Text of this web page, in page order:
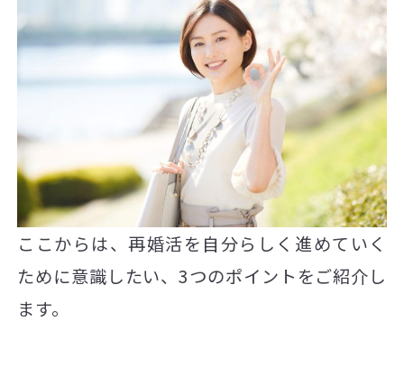
ここからは、再婚活を自分らしく進めていく
ために意識したい、3つのポイントをご紹介し
ます。